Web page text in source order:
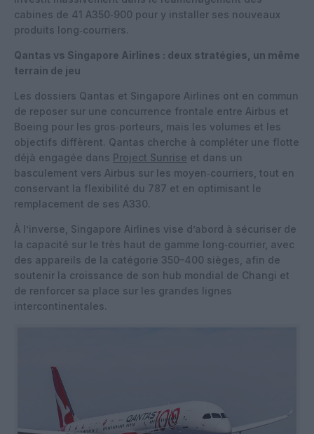
cabines de 41 A350‑900 pour y installer ses nouveaux
produits long‑courriers.
Qantas vs Singapore Airlines : deux stratégies, un même
terrain de jeu
Les dossiers Qantas et Singapore Airlines ont en commun
de reposer sur une concurrence frontale entre Airbus et
Boeing pour les gros‑porteurs, mais les volumes et les
objectifs diffèrent. Qantas cherche à compléter une flotte
déjà engagée dans Project Sunrise et dans un
basculement vers Airbus sur les moyen‑courriers, tout en
conservant la flexibilité du 787 et en optimisant le
remplacement de ses A330.
À l’inverse, Singapore Airlines vise d’abord à sécuriser de
la capacité sur le très haut de gamme long‑courrier, avec
des appareils de la catégorie 350–400 sièges, afin de
soutenir la croissance de son hub mondial de Changi et
de renforcer sa place sur les grandes lignes
intercontinentales.